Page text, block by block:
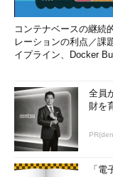
コンテナベースの継続
レーションの利点／課
イプライン、Docker
全員
財を
「